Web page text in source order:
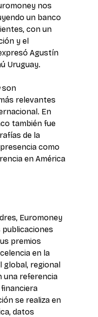
nos
un banco
con un
y el
Agustín
Uruguay.
son
relevantes
En
también fue
de la
como
en América
Euromoney
publicaciones
premios
en la
global, regional
una referencia
se realiza en
datos